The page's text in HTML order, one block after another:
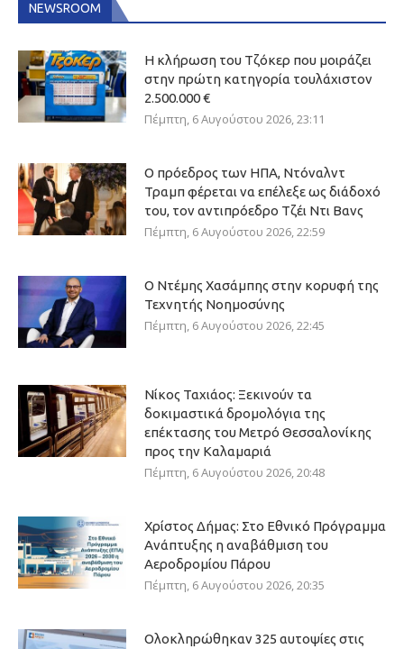
NEWSROOM
Η κλήρωση του Τζόκερ που μοιράζει
στην πρώτη κατηγορία τουλάχιστον
2.500.000 €
Πέμπτη, 6 Αυγούστου 2026, 23:11
Ο πρόεδρος των ΗΠΑ, Ντόναλντ
Τραμπ φέρεται να επέλεξε ως διάδοχό
του, τον αντιπρόεδρο Τζέι Ντι Βανς
Πέμπτη, 6 Αυγούστου 2026, 22:59
Ο Ντέμης Χασάμπης στην κορυφή της
Τεχνητής Νοημοσύνης
Πέμπτη, 6 Αυγούστου 2026, 22:45
Νίκος Ταχιάος: Ξεκινούν τα
δοκιμαστικά δρομολόγια της
επέκτασης του Μετρό Θεσσαλονίκης
προς την Καλαμαριά
Πέμπτη, 6 Αυγούστου 2026, 20:48
Χρίστος Δήμας: Στο Εθνικό Πρόγραμμα
Ανάπτυξης η αναβάθμιση του
Αεροδρομίου Πάρου
Πέμπτη, 6 Αυγούστου 2026, 20:35
Ολοκληρώθηκαν 325 αυτοψίες στις